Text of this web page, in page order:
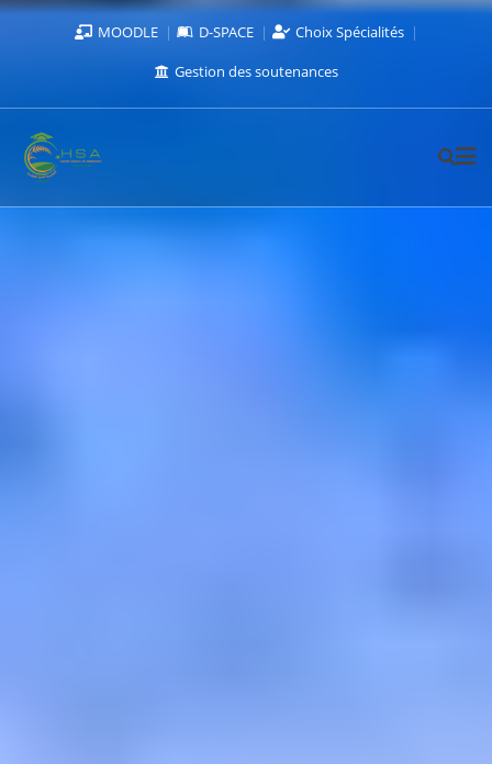
MOODLE D-SPACE
Choix Spécialités
Gestion des soutenances